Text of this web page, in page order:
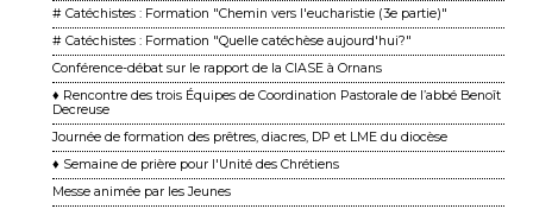
# Catéchistes : Formation "Chemin vers l'eucharistie (3e partie)"
# Catéchistes : Formation "Quelle catéchèse aujourd'hui?"
Conférence-débat sur le rapport de la CIASE à Ornans
♦ Rencontre des trois Équipes de Coordination Pastorale de l’abbé Benoît
Decreuse
Journée de formation des prêtres, diacres, DP et LME du diocèse
♦ Semaine de prière pour l'Unité des Chrétiens
Messe animée par les Jeunes